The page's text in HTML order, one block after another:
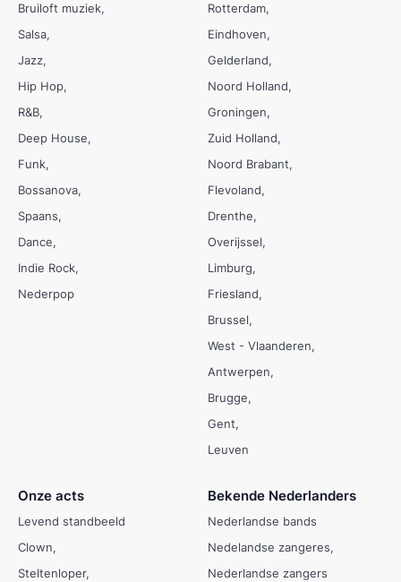
Bruiloft muziek
Salsa
Jazz
Hip Hop
R&B
Deep House
Funk
Bossanova
Spaans
Dance
Indie Rock
Nederpop
Rotterdam
Eindhoven
Gelderland
Noord Holland
Groningen
Zuid Holland
Noord Brabant
Flevoland
Drenthe
Overijssel
Limburg
Friesland
Brussel
West - Vlaanderen
Antwerpen
Brugge
Gent
Leuven
Onze acts
Levend standbeeld
Clown
Steltenloper
Bekende Nederlanders
Nederlandse bands
Nedelandse zangeres
Nederlandse zangers